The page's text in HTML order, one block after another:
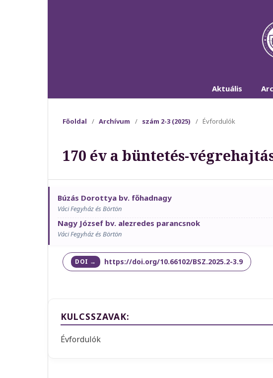
Aktuális
Főoldal / Archívum / szám 2-3 (2025) / Évfordulók
170 év a büntetés-
Búzás Dorottya bv. főhadnagy
Váci Fegyház és Börtön
Nagy József bv. alezredes parancsnok
Váci Fegyház és Börtön
https://doi.org/10.66102/BSZ.2025.2-3.9
KULCSSZAVAK:
Évfordulók